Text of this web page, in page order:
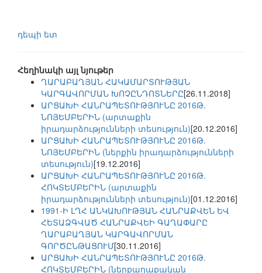
դեպի ետ
Հեղինակի այլ նյութեր
ՂԱՐԱԲԱՂՅԱՆ ՀԱԿԱՄԱՐՏՈՒԹՅԱՆ
ԿԱՐԳԱՎՈՐՄԱՆ ԽՈՉԸՆԴՈՏՆԵՐԸ[26.11.2018]
ԱՐՑԱԽԻ ՀԱՆՐԱՊԵՏՈՒԹՅՈՒՆԸ 2016Թ.
ՆՈՅԵՄԲԵՐԻՆ (արտաքին
իրադարձությունների տեսություն)[20.12.2016]
ԱՐՑԱԽԻ ՀԱՆՐԱՊԵՏՈՒԹՅՈՒՆԸ 2016Թ.
ՆՈՅԵՄԲԵՐԻՆ (ներքին իրադարձությունների
տեսություն)[19.12.2016]
ԱՐՑԱԽԻ ՀԱՆՐԱՊԵՏՈՒԹՅՈՒՆԸ 2016Թ.
ՀՈԿՏԵՄԲԵՐԻՆ (արտաքին
իրադարձությունների տեսություն)[01.12.2016]
1991-Ի ԼՂՀ ԱՆԿԱԽՈՒԹՅԱՆ ՀԱՆՐԱՔՎԵՆ ԵՎ
ՀԵՏԱՁԳՎԱԾ ՀԱՆՐԱՔՎԵԻ ԳԱՂԱՓԱՐԸ
ՂԱՐԱԲԱՂՅԱՆ ԿԱՐԳԱՎՈՐՄԱՆ
ԳՈՐԾԸՆԹԱՑՈՒՄ[30.11.2016]
ԱՐՑԱԽԻ ՀԱՆՐԱՊԵՏՈՒԹՅՈՒՆԸ 2016Թ.
ՀՈԿՏԵՄԲԵՐԻՆ (ներքաղաքական